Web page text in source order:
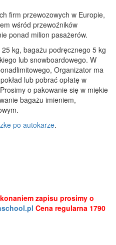
firm przewozowych w Europie,
wśród przewoźników
ponad milion pasażerów.
25 kg, bagażu podręcznego 5 kg
lub snowboardowego. W
Organizator ma
lub pobrać opłatę w
o pakowanie się w miękie
bagażu imieniem,
po autokarze.
zapisu prosimy o
Cena regularna 1790